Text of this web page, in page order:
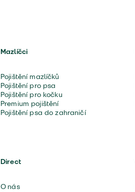
Mazlíčci
Pojištění mazlíčků
Pojištění pro psa
Pojištění pro kočku
Premium pojištění
Pojištění psa do zahraničí
Direct
O nás